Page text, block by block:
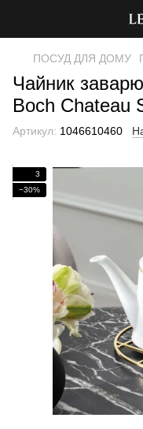
ПОСУД ДЛЯ ДОМУ
Чайник
Boch Chateau
Артикул: 1046610460
3
−30%